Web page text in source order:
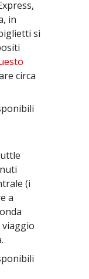
in
si
circa
(i
a